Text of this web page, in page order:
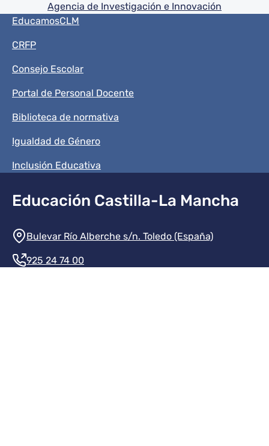
Agencia de Investigación e Innovación
Menú del pie
EducamosCLM
CRFP
Consejo Escolar
Portal de Personal Docente
Biblioteca de normativa
Igualdad de Género
Inclusión Educativa
Educación Castilla-La Mancha
Información de la institución
Bulevar Río Alberche s/n. Toledo (España)
925 24 74 00